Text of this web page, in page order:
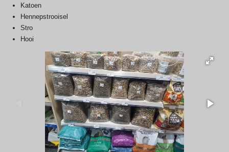
Katoen
Hennepstrooisel
Stro
Hooi